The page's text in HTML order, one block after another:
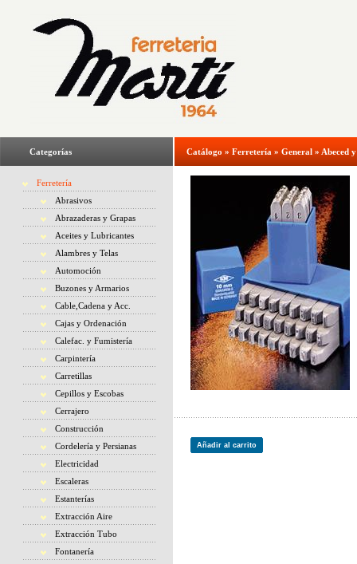
Categorías
Ferretería
Abrasivos
Abrazaderas y Grapas
Aceites y Lubricantes
Alambres y Telas
Automoción
Buzones y Armarios
Cable,Cadena y Acc.
Cajas y Ordenación
Calefac. y Fumistería
Carpintería
Carretillas
Cepillos y Escobas
Cerrajero
Construcción
Cordelería y Persianas
Electricidad
Escaleras
Estanterías
Extracción Aire
Extracción Tubo
Fontanería
Catálogo » Ferretería » General » Abeced
Añadir al carrito